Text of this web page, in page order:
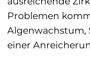
Problemen
Algenwachstum,
einer